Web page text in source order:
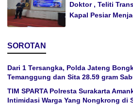
Doktor , Teliti
Kapal Pesiar
SOROTAN
Dari 1 Tersangka, Polda Jateng
Temanggung dan Sita 28.59 gram
TIM SPARTA Polresta Surakarta
Intimidasi Warga Yang Nongkrong di